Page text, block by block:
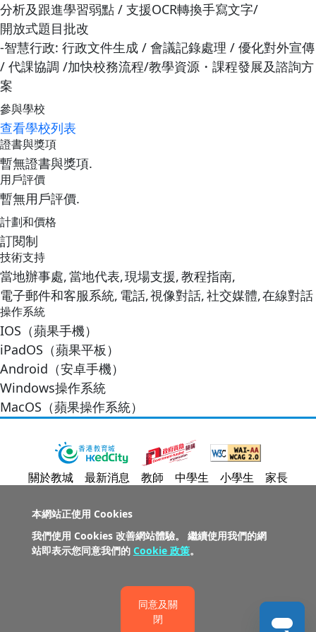
分析及跟進學習弱點 / 支援OCR轉換手寫文字/
開放式題目批改
-智慧行政: 行政文件生成 / 會議記錄處理 / 優化對外宣傳
/ 代課協調 /加快校務流程/教學資源・課程發展及諮詢方
案
參與學校
查看學校列表
證書與獎項
暫無證書與獎項.
用戶評價
暫無用戶評價.
計劃和價格
訂閱制
技術支持
當地辦事處,當地代表,現場支援,教程指南,
電子郵件和客服系統, 電話,視像對話,社交媒體,在線對話
操作系統
IOS（蘋果手機）
iPadOS（蘋果平板）
Android（安卓手機）
Windows操作系統
MacOS（蘋果操作系統）
關於教城 最新消息 教師 中學生 小學生
家長
版權所有© 2026 香港教育城有限公司
私隱政策聲明 服務條款
版權及知識產權政策
無障礙網站設計
本網站正使用 Cookies
我們使用 Cookies 改善網站體驗。 繼續使用我們的網
站即表示您同意我們的 Cookie 政策。
同意及關
閉